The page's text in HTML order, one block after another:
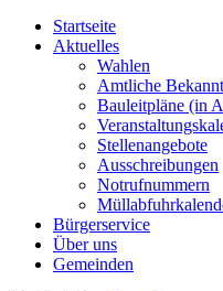
Startseite
Aktuelles
Wahlen
Amtliche
Bauleitpläne (in
Stellenangebote
Ausschreibungen
Notrufnummern
Bürgerservice
Über uns
Gemeinden